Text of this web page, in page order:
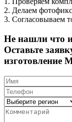
2. Делаем
3. Согласовываем
Не нашли что
Оставьте
изготовление